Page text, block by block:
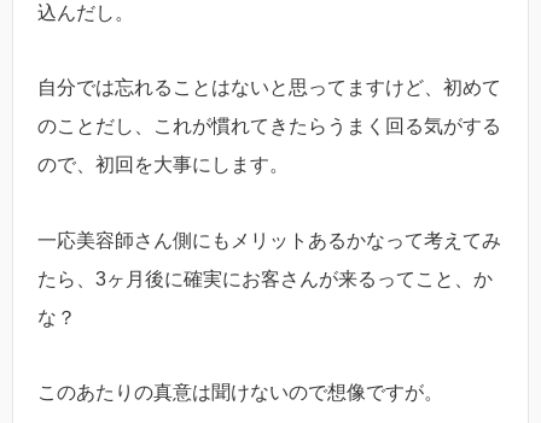
込んだし。
自分では忘れることはないと思ってますけど、初めて
のことだし、これが慣れてきたらうまく回る気がする
ので、初回を大事にします。
一応美容師さん側にもメリットあるかなって考えてみ
たら、3ヶ月後に確実にお客さんが来るってこと、か
な？
このあたりの真意は聞けないので想像ですが。